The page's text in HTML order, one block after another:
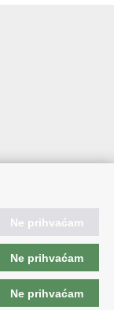
Ne prihvaćam
Ne prihvaćam
Ne prihvaćam